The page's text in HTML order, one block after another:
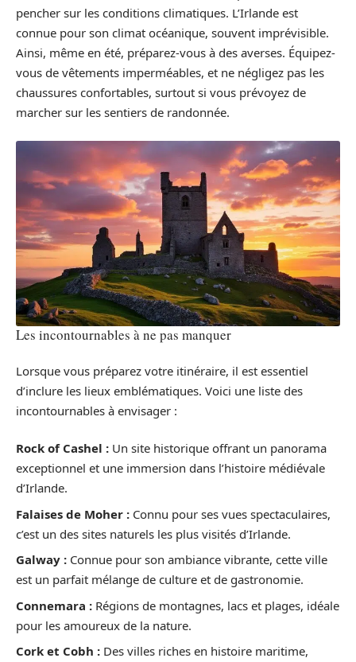
pencher sur les conditions climatiques. L’Irlande est
connue pour son climat océanique, souvent imprévisible.
Ainsi, même en été, préparez-vous à des averses. Équipez-
vous de vêtements imperméables, et ne négligez pas les
chaussures confortables, surtout si vous prévoyez de
marcher sur les sentiers de randonnée.
Les incontournables à ne pas manquer
Lorsque vous préparez votre itinéraire, il est essentiel
d’inclure les lieux emblématiques. Voici une liste des
incontournables à envisager :
Rock of Cashel : Un site historique offrant un panorama
exceptionnel et une immersion dans l’histoire médiévale
d’Irlande.
Falaises de Moher : Connu pour ses vues spectaculaires,
c’est un des sites naturels les plus visités d’Irlande.
Galway : Connue pour son ambiance vibrante, cette ville
est un parfait mélange de culture et de gastronomie.
Connemara : Régions de montagnes, lacs et plages, idéale
pour les amoureux de la nature.
Cork et Cobh : Des villes riches en histoire maritime,